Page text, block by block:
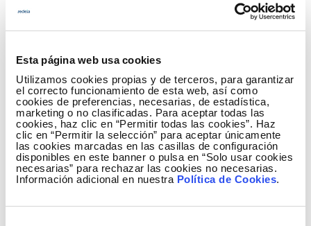
Esta página web usa cookies
Utilizamos cookies propias y de terceros, para garantizar
el correcto funcionamiento de esta web, así como
cookies de preferencias, necesarias, de estadística,
marketing o no clasificadas. Para aceptar todas las
cookies, haz clic en “Permitir todas las cookies”. Haz
clic en “Permitir la selección” para aceptar únicamente
las cookies marcadas en las casillas de configuración
disponibles en este banner o pulsa en “Solo usar cookies
necesarias” para rechazar las cookies no necesarias.
Información adicional en nuestra Política de Cookies.